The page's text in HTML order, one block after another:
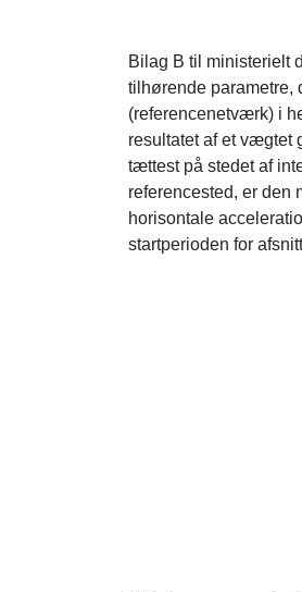
Bilag B til ministerielt
tilhørende parametre,
(referencenetværk) i
resultatet af et vægtet
tættest på stedet af
referencested, er den
horisontale
startperioden for